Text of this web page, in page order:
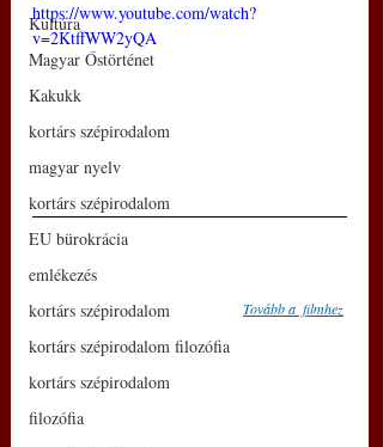
Kultúra
Magyar Őstörténet
Kakukk
kortárs szépirodalom
magyar nyelv
kortárs szépirodalom
EU bürokrácia
emlékezés
kortárs szépirodalom
kortárs szépirodalom filozófia
kortárs szépirodalom
filozófia
https://www.youtube.com/watch?
v=2KtffWW2yQA
Tovább a  filmhez